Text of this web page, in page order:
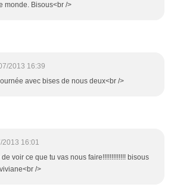
monde. Bisous<br />
2013 16:39
avec bises de nous deux<br />
2013 16:01
voir ce que tu vas nous faire!!!!!!!!!!!!! bisous
/>